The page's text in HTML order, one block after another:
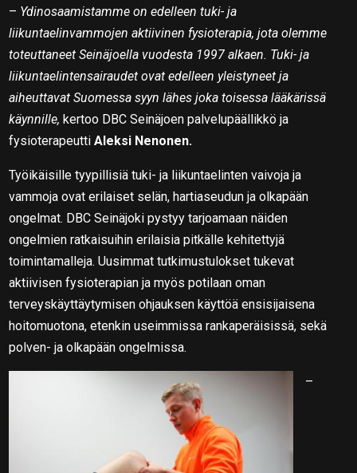
– Ydinosaamistamme on edelleen tuki- ja
liikuntaelinvammojen aktiivinen fysioterapia, jota olemme
toteuttaneet Seinäjoella vuodesta 1997 alkaen. Tuki- ja
liikuntaelintensairaudet ovat edelleen yleistyneet ja
aiheuttavat Suomessa syyn lähes joka toisessa lääkärissä
käynnille, kertoo DBC Seinäjoen palvelupäällikkö ja
fysioterapeuttiAleksi Nenonen.
Työikäisille tyypillisiä tuki- ja liikuntaelinten vaivoja ja
vammoja ovat erilaiset selän, hartiaseudun ja olkapään
ongelmat. DBC Seinäjoki pystyy tarjoamaan näiden
ongelmien ratkaisuihin erilaisia pitkälle kehitettyjä
toimintamalleja. Uusimmat tutkimustulokset tukevat
aktiivisen fysioterapian ja myös potilaan oman
terveyskäyttäytymisen ohjauksen käyttöä ensisijaisena
hoitomuotona, etenkin useimmissa rankaperäisissä, sekä
polven- ja olkapään ongelmissa.
–